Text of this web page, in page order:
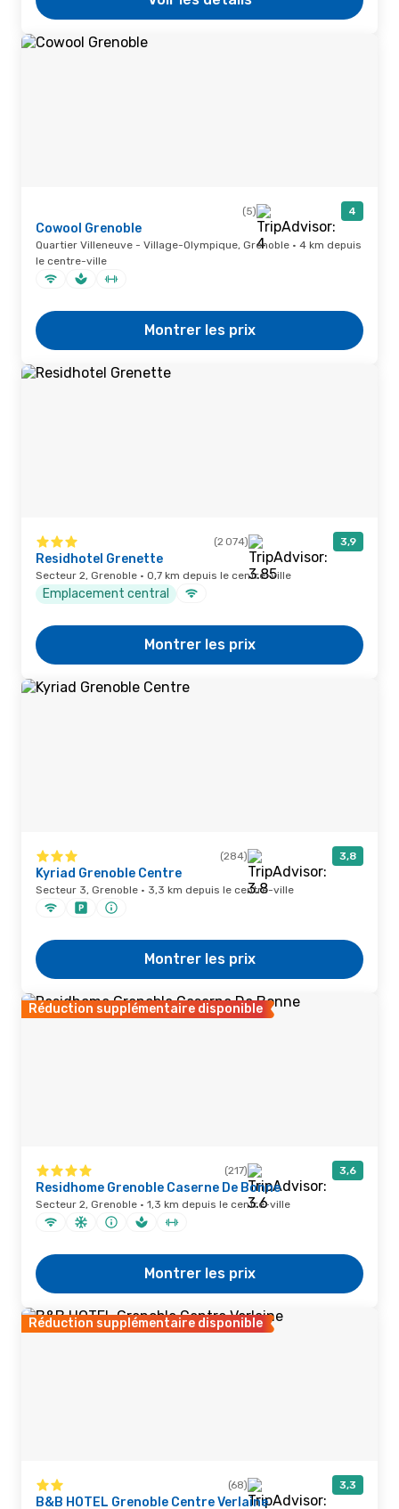
(5) 4
Cowool Grenoble
Quartier Villeneuve - Village-Olympique, Grenoble · 4 km depuis
le centre-ville
Montrer les prix
(2 074) 3,9
Residhotel Grenette
Secteur 2, Grenoble · 0,7 km depuis le centre-ville
Emplacement central
Montrer les prix
(284) 3,8
Kyriad Grenoble Centre
Secteur 3, Grenoble · 3,3 km depuis le centre-ville
Montrer les prix
Réduction supplémentaire disponible
(217) 3,6
Residhome Grenoble Caserne De Bonne
Secteur 2, Grenoble · 1,3 km depuis le centre-ville
Montrer les prix
Réduction supplémentaire disponible
(68) 3,3
B&B HOTEL Grenoble Centre Verlaine